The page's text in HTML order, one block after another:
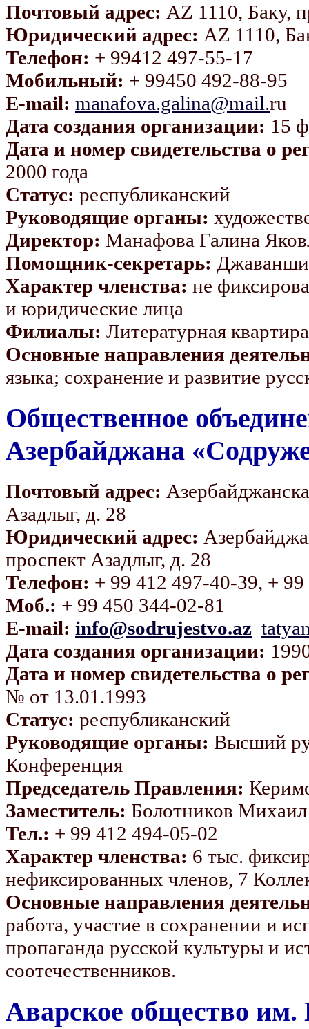
Почтовый адрес: AZ 1110, Баку,
Юридический адрес: AZ 1110,
Телефон: + 99412 497-55-17
Мобильный: + 99450 492-88-95
E-mail: manafova.galina@mail.ru
Дата создания организации: 15
Дата и номер свидетельства о
2000 года
Статус: республиканский
Руководящие органы:
Директор: Манафова Галина
Помощник-секретарь:
Характер членства: не
и юридические лица
Филиалы: Литературная
Основные направления
языка; сохранение и развитие
Общественное
Азербайджана
Почтовый адрес:
Азадлыг, д. 28
Юридический адрес:
проспект Азадлыг, д. 28
Телефон: + 99 412 497-40-39, +
Моб.: + 99 450 344-02-81
E-mail: info@sodrujestvo.az
Дата создания организации:
Дата и номер свидетельства о
№ от 13.01.1993
Статус: республиканский
Руководящие органы: Высший
Конференция
Председатель Правления:
Заместитель: Болотников
Тел.: + 99 412 494-05-02
Характер членства: 6 тыс.
нефиксированных членов, 7
Основные направления
работа, участие в сохранении и
пропаганда русской культуры и
соотечественников.
Аварское общество